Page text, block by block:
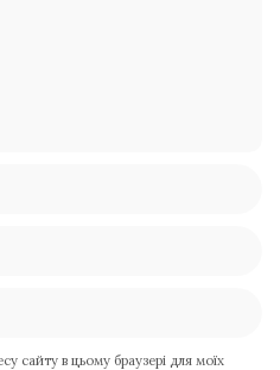
сайту в цьому браузері для моїх